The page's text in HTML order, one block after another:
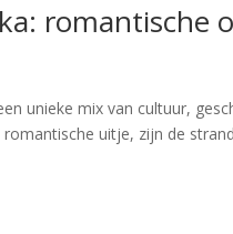
romantische
unieke mix van cultuur,
uitje, zijn de